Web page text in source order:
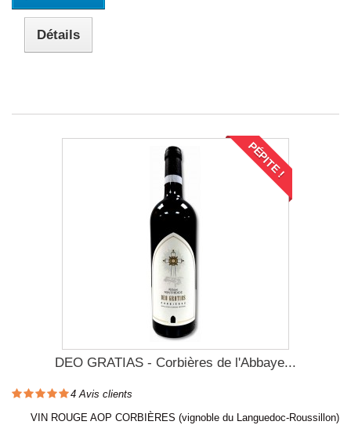
Détails
PÉPITE !
DEO GRATIAS - Corbières de l'Abbaye...
4 Avis clients
VIN ROUGE AOP CORBIÈRES (vignoble du Languedoc-Roussillon)